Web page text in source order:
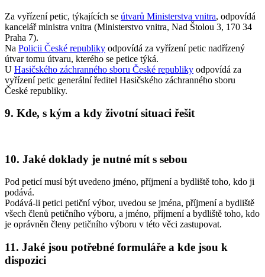
Za vyřízení petic, týkajících se útvarů Ministerstva vnitra, odpovídá
kancelář ministra vnitra (Ministerstvo vnitra, Nad Štolou 3, 170 34
Praha 7).
Na Policii České republiky odpovídá za vyřízení petic nadřízený
útvar tomu útvaru, kterého se petice týká.
U Hasičského záchranného sboru České republiky odpovídá za
vyřízení petic generální ředitel Hasičského záchranného sboru
České republiky.
9. Kde, s kým a kdy životní situaci řešit
10. Jaké doklady je nutné mít s sebou
Pod peticí musí být uvedeno jméno, příjmení a bydliště toho, kdo ji
podává.
Podává-li petici petiční výbor, uvedou se jména, příjmení a bydliště
všech členů petičního výboru, a jméno, příjmení a bydliště toho, kdo
je oprávněn členy petičního výboru v této věci zastupovat.
11. Jaké jsou potřebné formuláře a kde jsou k
dispozici